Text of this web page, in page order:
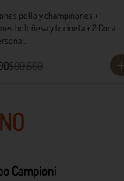
pollo y champiñones + 1
boloñesa y tocineta + 2 Coca
$99.600
Campioni